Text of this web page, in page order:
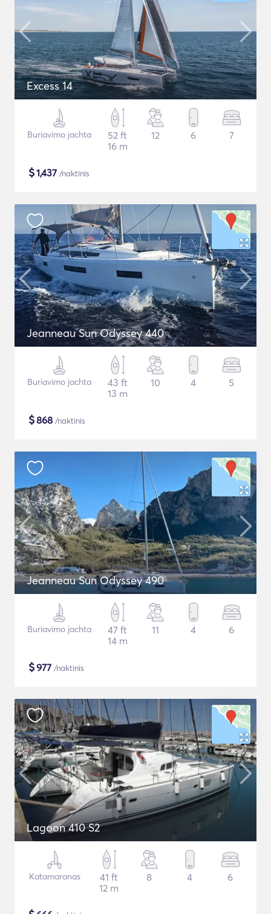
Excess 14
Buriavimo jachta
52 ft
16 m
12 6 7
$1,437 /naktinis
Jeanneau Sun Odyssey 440
Buriavimo jachta
43 ft
13 m
10 4 5
$868 /naktinis
Jeanneau Sun Odyssey 490
Buriavimo jachta
47 ft
14 m
11 4 6
$977 /naktinis
Lagoon 410 S2
Katamaranas
41 ft
12 m
8 4 6